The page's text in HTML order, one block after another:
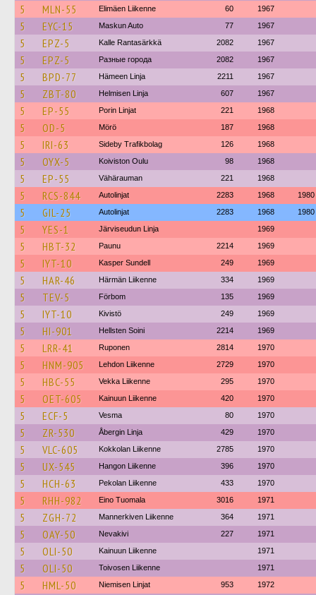
5 MLN-55 Elimäen Liikenne 60 1967
5 EYC-15 Maskun Auto 77 1967
5 EPZ-5 Kalle Rantasärkkä 2082 1967
5 EPZ-5 Разные города 2082 1967
5 BPD-77 Hämeen Linja 2211 1967
5 ZBT-80 Helmisen Linja 607 1967
5 EP-55 Porin Linjat 221 1968
5 OD-5 Mörö 187 1968
5 IRI-63 Sideby Trafikbolag 126 1968
5 OYX-5 Koiviston Oulu 98 1968
5 EP-55 Vähärauman 221 1968
5 RCS-844 Autolinjat 2283 1968 1980
5 GIL-25 Autolinjat 2283 1968 1980
5 YES-1 Järviseudun Linja 1969
5 HBT-32 Paunu 2214 1969
5 IYT-10 Kasper Sundell 249 1969
5 HAR-46 Härmän Liikenne 334 1969
5 TEV-5 Förbom 135 1969
5 IYT-10 Kivistö 249 1969
5 HI-901 Hellsten Soini 2214 1969
5 LRR-41 Ruponen 2814 1970
5 HNM-905 Lehdon Liikenne 2729 1970
5 HBC-55 Vekka Liikenne 295 1970
5 OET-605 Kainuun Liikenne 420 1970
5 ECF-5 Vesma 80 1970
5 ZR-530 Åbergin Linja 429 1970
5 VLC-605 Kokkolan Liikenne 2785 1970
5 UX-545 Hangon Liikenne 396 1970
5 HCH-63 Pekolan Liikenne 433 1970
5 RHH-982 Eino Tuomala 3016 1971
5 ZGH-72 Mannerkiven Liikenne 364 1971
5 OAY-50 Nevakivi 227 1971
5 OLI-50 Kainuun Liikenne 1971
5 OLI-50 Toivosen Liikenne 1971
5 HML-50 Niemisen Linjat 953 1972